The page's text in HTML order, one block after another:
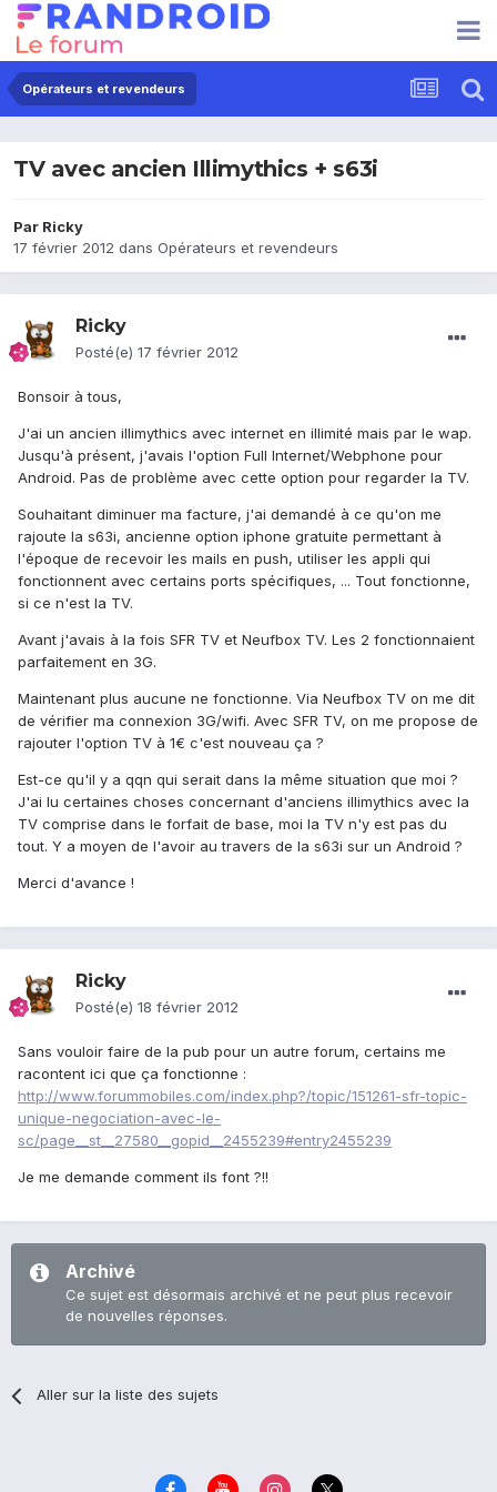
Opérateurs et revendeurs
TV avec ancien Illimythics + s63i
Par Ricky
17 février 2012 dans Opérateurs et revendeurs
Ricky
Posté(e) 17 février 2012
Bonsoir à tous,
J'ai un ancien illimythics avec internet en illimité mais par le wap.
Jusqu'à présent, j'avais l'option Full Internet/Webphone pour
Android. Pas de problème avec cette option pour regarder la TV.
Souhaitant diminuer ma facture, j'ai demandé à ce qu'on me
rajoute la s63i, ancienne option iphone gratuite permettant à
l'époque de recevoir les mails en push, utiliser les appli qui
fonctionnent avec certains ports spécifiques, ... Tout fonctionne,
si ce n'est la TV.
Avant j'avais à la fois SFR TV et Neufbox TV. Les 2 fonctionnaient
parfaitement en 3G.
Maintenant plus aucune ne fonctionne. Via Neufbox TV on me dit
de vérifier ma connexion 3G/wifi. Avec SFR TV, on me propose de
rajouter l'option TV à 1€ c'est nouveau ça ?
Est-ce qu'il y a qqn qui serait dans la même situation que moi ?
J'ai lu certaines choses concernant d'anciens illimythics avec la
TV comprise dans le forfait de base, moi la TV n'y est pas du
tout. Y a moyen de l'avoir au travers de la s63i sur un Android ?
Merci d'avance !
Ricky
Posté(e) 18 février 2012
Sans vouloir faire de la pub pour un autre forum, certains me
racontent ici que ça fonctionne :
http://www.forummobiles.com/index.php?/topic/151261-sfr-topic-
unique-negociation-avec-le-
sc/page__st__27580__gopid__2455239#entry2455239
Je me demande comment ils font ?!!
Archivé
Ce sujet est désormais archivé et ne peut plus recevoir
de nouvelles réponses.
Aller sur la liste des sujets